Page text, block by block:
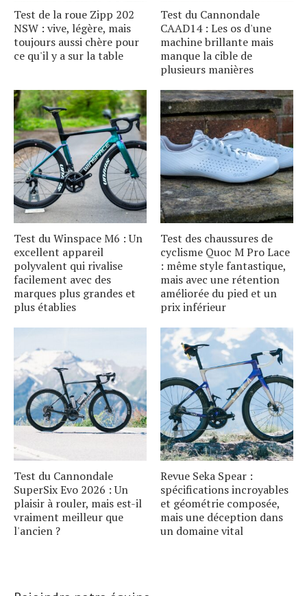
Test de la roue Zipp 202
NSW : vive, légère, mais
toujours aussi chère pour
ce qu'il y a sur la table
Test du Cannondale
CAAD14 : Les os d'une
machine brillante mais
manque la cible de
plusieurs manières
Test du Winspace M6 : Un
excellent appareil
polyvalent qui rivalise
facilement avec des
marques plus grandes et
plus établies
Test des chaussures de
cyclisme Quoc M Pro Lace
: même style fantastique,
mais avec une rétention
améliorée du pied et un
prix inférieur
Test du Cannondale
SuperSix Evo 2026 : Un
plaisir à rouler, mais est-il
vraiment meilleur que
l'ancien ?
Revue Seka Spear :
spécifications incroyables
et géométrie composée,
mais une déception dans
un domaine vital